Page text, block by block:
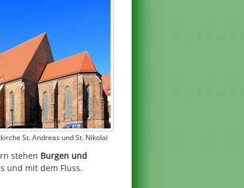
St. Andreas und St. Nikolai
stehen Burgen und
und mit dem Fluss.